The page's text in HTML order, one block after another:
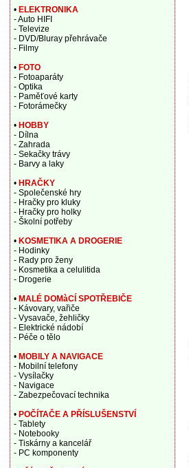
• ELEKTRONIKA
- Auto HIFI
- Televize
- DVD/Bluray přehrávače
- Filmy
• FOTO
- Fotoaparáty
- Optika
- Paměťové karty
- Fotorámečky
• HOBBY
- Dílna
- Zahrada
- Sekačky trávy
- Barvy a laky
• HRAČKY
- Společenské hry
- Hračky pro kluky
- Hračky pro holky
- Školní potřeby
• KOSMETIKA A DROGERIE
- Hodinky
- Rady pro ženy
- Kosmetika a celulitida
- Drogerie
• MALÉ DOMàCÍ SPOTŘEBIČE
- Kávovary, vařiče
- Vysavače, žehličky
- Elektrické nádobí
- Péče o tělo
• MOBILY A NAVIGACE
- Mobilní telefony
- Vysílačky
- Navigace
- Zabezpečovací technika
• POČÍTAČE A PŘÍSLUŠENSTVÍ
- Tablety
- Notebooky
- Tiskárny a kancelář
- PC komponenty